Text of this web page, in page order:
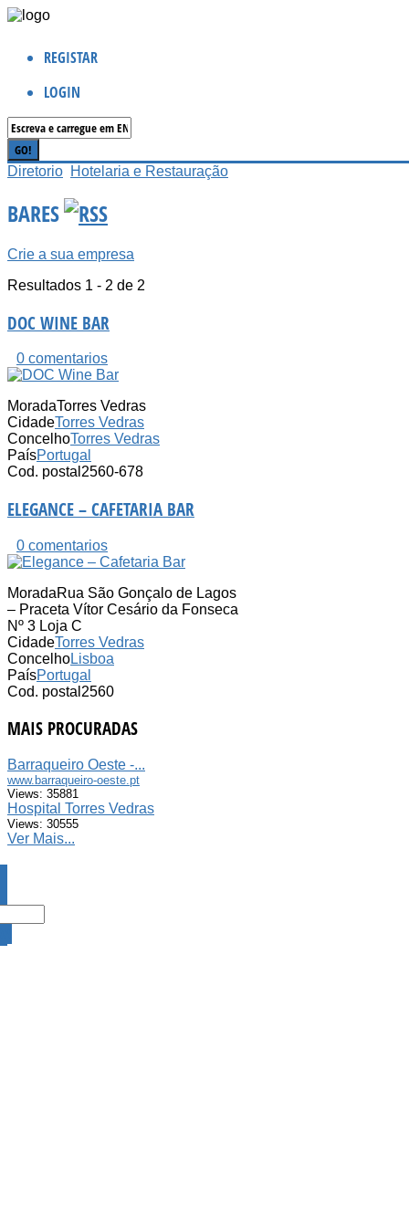
REGISTAR
LOGIN
Diretorio Hotelaria e Restauração
BARES
Crie a sua empresa
Resultados 1 - 2 de 2
DOC WINE BAR
0 comentarios
MoradaTorres Vedras
CidadeTorres Vedras
ConcelhoTorres Vedras
PaísPortugal
Cod. postal 2560-678
ELEGANCE – CAFETARIA BAR
0 comentarios
MoradaRua São Gonçalo de Lagos
– Praceta Vítor Cesário da Fonseca
Nº 3 Loja C
CidadeTorres Vedras
ConcelhoLisboa
PaísPortugal
Cod. postal 2560
MAIS PROCURADAS
Barraqueiro Oeste -...
www.barraqueiro-oeste.pt
Views: 35881
Hospital Torres Vedras
Views: 30555
Ver Mais...